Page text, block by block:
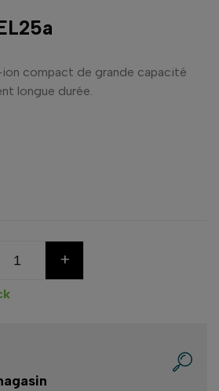
compact de grande capacité
longue durée.
+